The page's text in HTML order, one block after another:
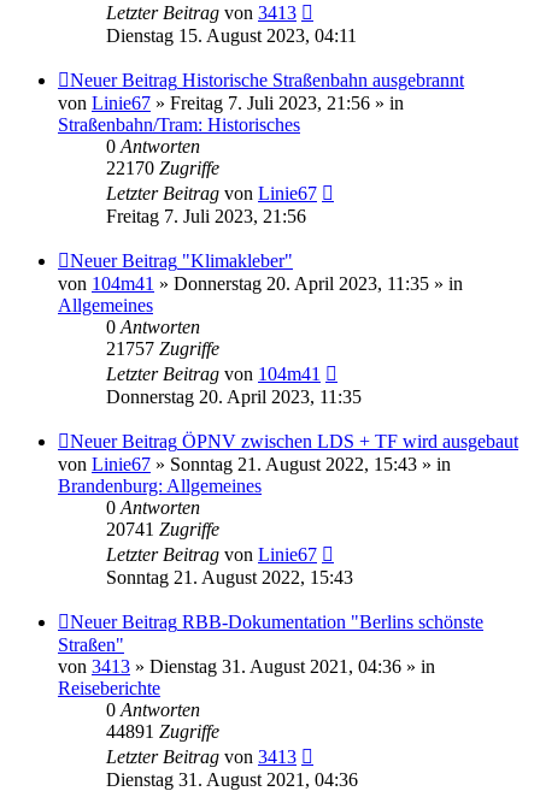
Letzter Beitrag von 3413
Dienstag 15. August 2023, 04:11
Neuer Beitrag Historische Straßenbahn ausgebrannt
von Linie67 » Freitag 7. Juli 2023, 21:56 » in
Straßenbahn/Tram: Historisches
0Antworten
22170 Zugriffe
Letzter Beitrag von Linie67
Freitag 7. Juli 2023, 21:56
Neuer Beitrag "Klimakleber"
von 104m41 » Donnerstag 20. April 2023, 11:35 » in
Allgemeines
0Antworten
21757 Zugriffe
Letzter Beitrag von 104m41
Donnerstag 20. April 2023, 11:35
Neuer Beitrag ÖPNV zwischen LDS + TF wird ausgebaut
von Linie67 » Sonntag 21. August 2022, 15:43 » in
Brandenburg: Allgemeines
0Antworten
20741 Zugriffe
Letzter Beitrag von Linie67
Sonntag 21. August 2022, 15:43
Neuer Beitrag RBB-Dokumentation "Berlins schönste
Straßen"
von 3413 » Dienstag 31. August 2021, 04:36 » in
Reiseberichte
0Antworten
44891 Zugriffe
Letzter Beitrag von 3413
Dienstag 31. August 2021, 04:36